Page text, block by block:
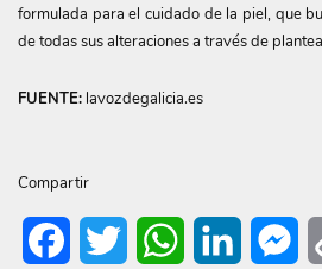
formulada para el cuidado de la piel, que
de todas sus alteraciones a través de
FUENTE: lavozdegalicia.es
Compartir
FacebookTwitter WhatsAppLinkedIn